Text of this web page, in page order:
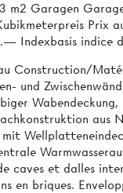
Garagen
Prix
Indexbasis indice
Construction/
und
aus
caves et dalles
en briques.